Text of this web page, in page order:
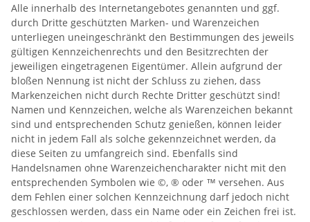
Alle innerhalb des Internetangebotes genannten und ggf.
durch Dritte geschützten Marken- und Warenzeichen
unterliegen uneingeschränkt den Bestimmungen des jeweils
gültigen Kennzeichenrechts und den Besitzrechten der
jeweiligen eingetragenen Eigentümer. Allein aufgrund der
bloßen Nennung ist nicht der Schluss zu ziehen, dass
Markenzeichen nicht durch Rechte Dritter geschützt sind!
Namen und Kennzeichen, welche als Warenzeichen bekannt
sind und entsprechenden Schutz genießen, können leider
nicht in jedem Fall als solche gekennzeichnet werden, da
diese Seiten zu umfangreich sind. Ebenfalls sind
Handelsnamen ohne Warenzeichencharakter nicht mit den
entsprechenden Symbolen wie ©, ® oder ™ versehen. Aus
dem Fehlen einer solchen Kennzeichnung darf jedoch nicht
geschlossen werden, dass ein Name oder ein Zeichen frei ist.